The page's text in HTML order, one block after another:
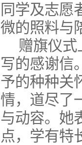
同学及志愿
微的照料与
赠旗仪
写的感谢信
予的种种关
情，道尽了
与动容。她
点，学有特